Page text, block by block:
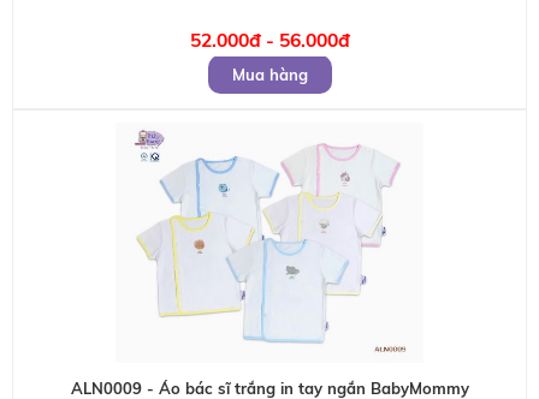
52.000đ - 56.000đ
Mua hàng
ALN0009 - Áo bác sĩ trắng in tay ngắn BabyMommy